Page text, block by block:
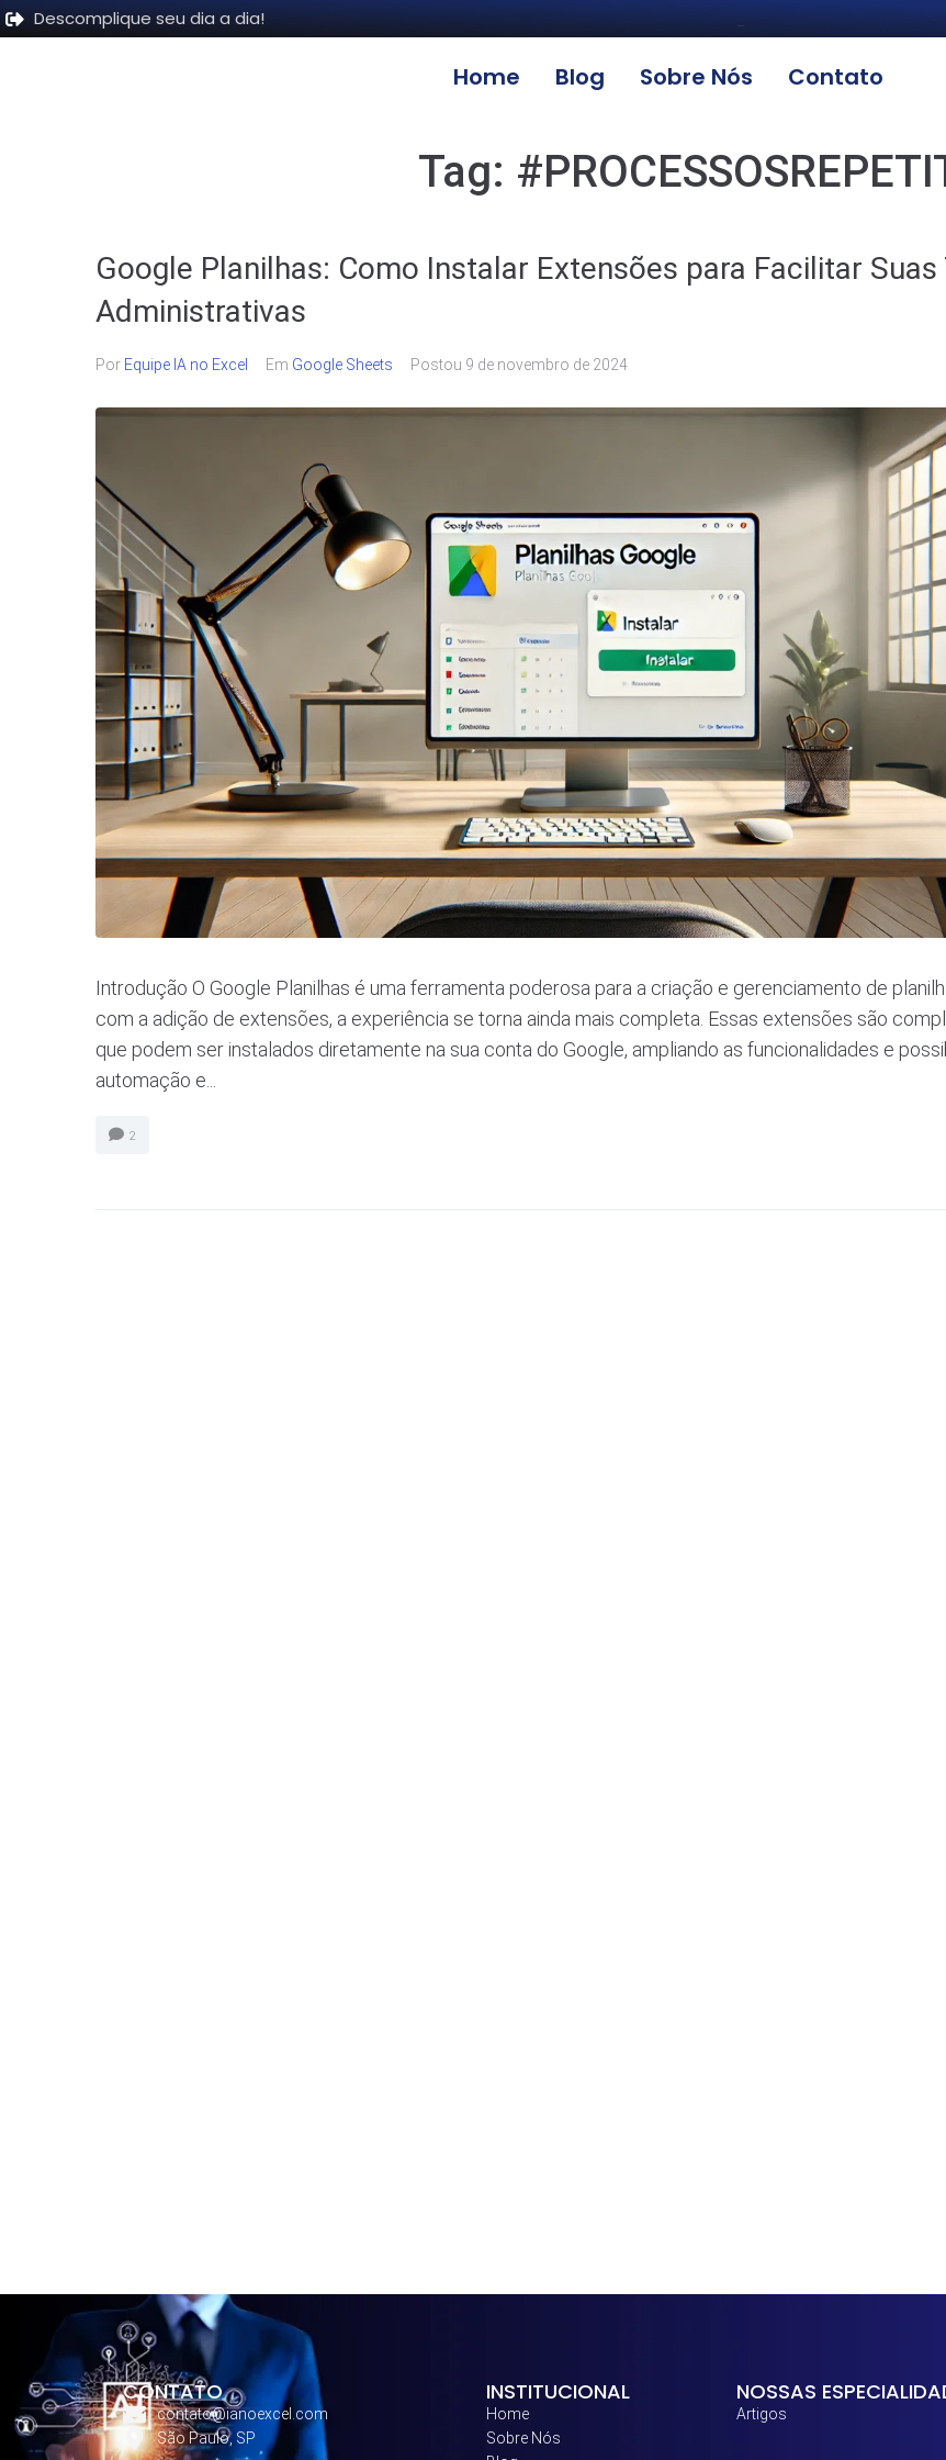
Descomplique seu dia a dia!
Home Blog Sobre Nós Contato
Tag:
Google Planilhas: Como Instalar Extensões para Facilitar Suas
Administrativas
Por Equipe IA no Excel Em Google Sheets Postou 9 de novembro de 2024
Introdução O Google Planilhas é uma ferramenta poderosa para a criação e gerenciamento de
com a adição de extensões, a experiência se torna ainda mais completa. Essas extensões são
que podem ser instalados diretamente na sua conta do Google, ampliando as funcionalidades e
automação e...
2
CONTATO
contato@ianoexcel.com
São Paulo, SP
INSTITUCIONAL
Home
Sobre Nós
NOSSAS
Artigos